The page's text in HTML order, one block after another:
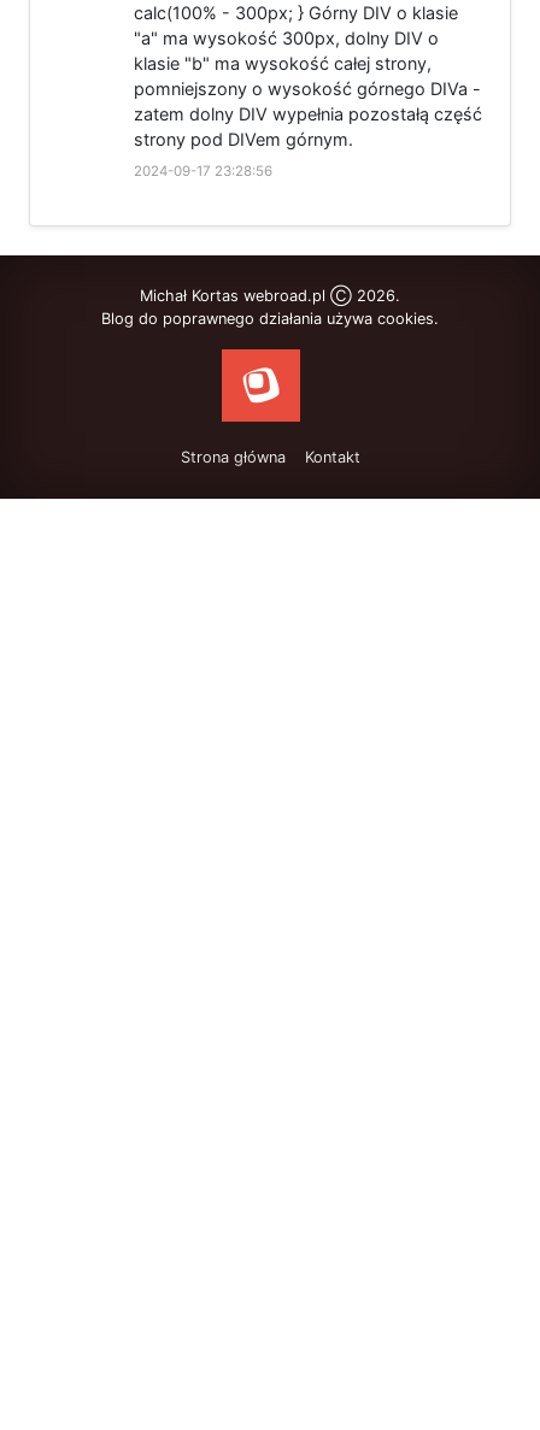
calc(100% - 300px; } Górny DIV o klasie
"a" ma wysokość 300px, dolny DIV o
klasie "b" ma wysokość całej strony,
pomniejszony o wysokość górnego DIVa -
zatem dolny DIV wypełnia pozostałą część
strony pod DIVem górnym.
2024-09-17 23:28:56
Michał Kortas webroad.pl Ⓒ 2026.
Blog do poprawnego działania używa cookies.
Strona główna Kontakt